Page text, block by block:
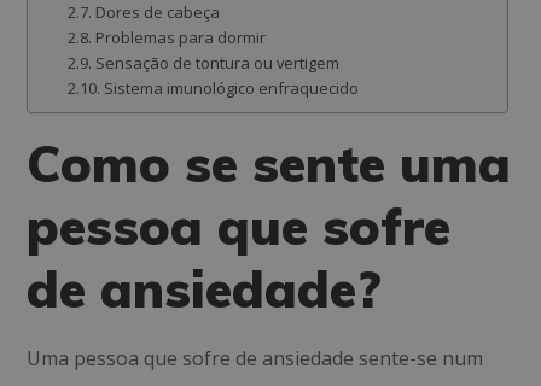
Dores de cabeça
Problemas para dormir
Sensação de tontura ou vertigem
Sistema imunológico enfraquecido
Como se sente uma
pessoa que sofre
de ansiedade?
Uma pessoa que sofre de ansiedade sente-se num